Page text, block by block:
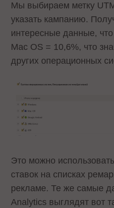
Мы выбираем метку
указать кампанию.
интересные данные,
Mac OS = 10,6%, что
других операционных
Это можно
ставок на списках
рекламе. Те же самые
Analytics выглядят вот